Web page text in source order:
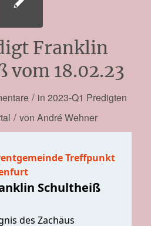
Franklin
vom 18.02.23
/ in 2023-Q1 Predigten
/ von André Wehner